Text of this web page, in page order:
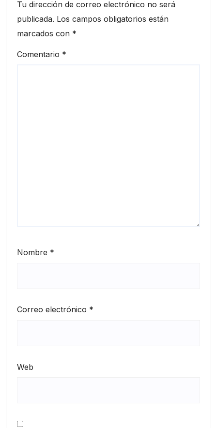
Tu dirección de correo electrónico no será
publicada. Los campos obligatorios están
marcados con *
Comentario *
Nombre *
Correo electrónico *
Web